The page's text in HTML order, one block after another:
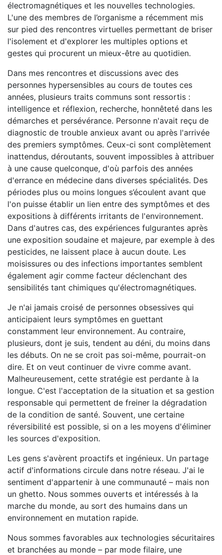
électromagnétiques et les nouvelles technologies.
L'une des membres de l’organisme a récemment mis
sur pied des rencontres virtuelles permettant de briser
l'isolement et d'explorer les multiples options et
gestes qui procurent un mieux-être au quotidien.
Dans mes rencontres et discussions avec des
personnes hypersensibles au cours de toutes ces
années, plusieurs traits communs sont ressortis :
intelligence et réflexion, recherche, honnêteté dans les
démarches et persévérance. Personne n'avait reçu de
diagnostic de trouble anxieux avant ou après l'arrivée
des premiers symptômes. Ceux-ci sont complètement
inattendus, déroutants, souvent impossibles à attribuer
à une cause quelconque, d'où parfois des années
d'errance en médecine dans diverses spécialités. Des
périodes plus ou moins longues s’écoulent avant que
l'on puisse établir un lien entre des symptômes et des
expositions à différents irritants de l'environnement.
Dans d'autres cas, des expériences fulgurantes après
une exposition soudaine et majeure, par exemple à des
pesticides, ne laissent place à aucun doute. Les
moisissures ou des infections importantes semblent
également agir comme facteur déclenchant des
sensibilités tant chimiques qu'électromagnétiques.
Je n'ai jamais croisé de personnes obsessives qui
anticipaient leurs symptômes en guettant
constamment leur environnement. Au contraire,
plusieurs, dont je suis, tendent au déni, du moins dans
les débuts. On ne se croit pas soi-même, pourrait-on
dire. Et on veut continuer de vivre comme avant.
Malheureusement, cette stratégie est perdante à la
longue. C'est l'acceptation de la situation et sa gestion
responsable qui permettent de freiner la dégradation
de la condition de santé. Souvent, une certaine
réversibilité est possible, si on a les moyens d'éliminer
les sources d'exposition.
Les gens s'avèrent proactifs et ingénieux. Un partage
actif d'informations circule dans notre réseau. J'ai le
sentiment d'appartenir à une communauté – mais non
un ghetto. Nous sommes ouverts et intéressés à la
marche du monde, au sort des humains dans un
environnement en mutation rapide.
Nous sommes favorables aux technologies sécuritaires
et branchées au monde – par mode filaire, une